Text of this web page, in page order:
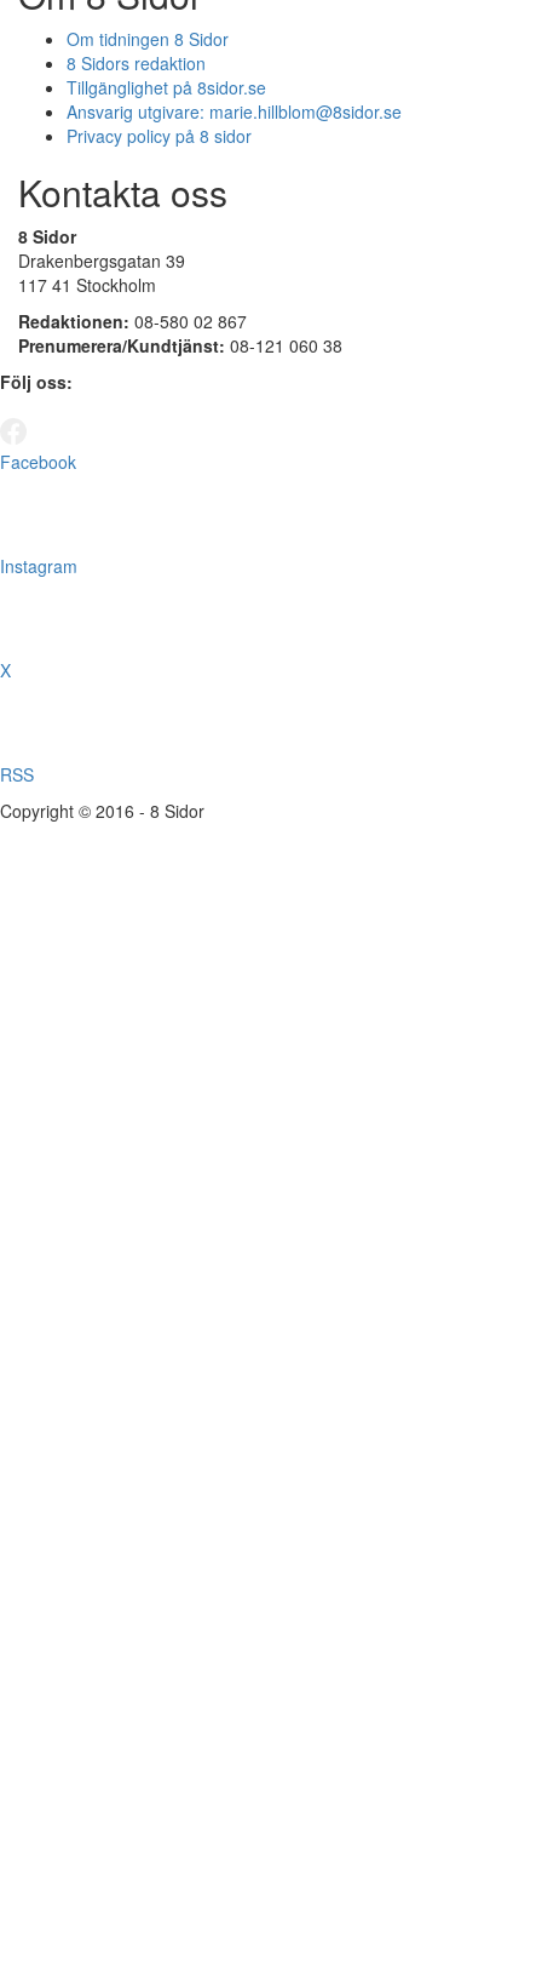
Om tidningen 8 Sidor
8 Sidors redaktion
Tillgänglighet på 8sidor.se
Ansvarig utgivare: marie.hillblom@8sidor.se
Privacy policy på 8 sidor
Kontakta oss
8 Sidor
Drakenbergsgatan 39
117 41 Stockholm
Redaktionen: 08-580 02 867
Prenumerera/Kundtjänst: 08-121 060 38
Följ oss:
Facebook
Instagram
X
RSS
Copyright © 2016 - 8 Sidor